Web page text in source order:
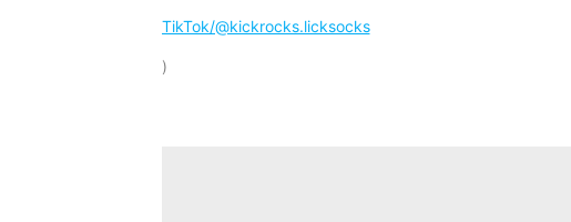
TikTok/@kickrocks.licksocks